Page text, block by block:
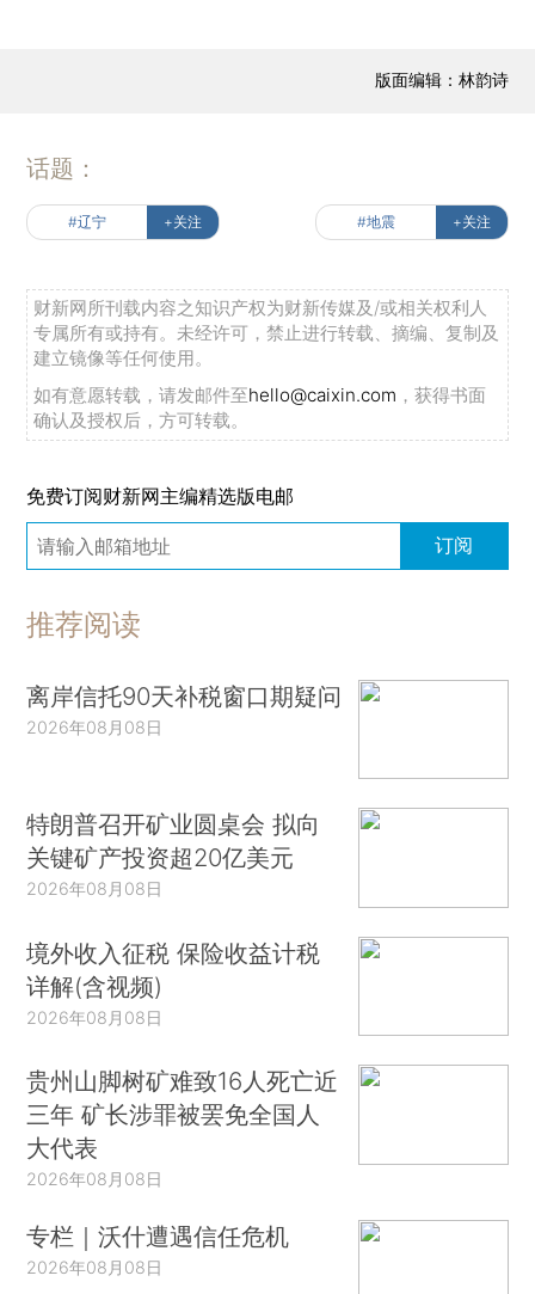
版面编辑：林韵诗
话题：
#辽宁 +关注 #地震 +关注
财新网所刊载内容之知识产权为财新传媒及/或相关权利人
专属所有或持有。未经许可，禁止进行转载、摘编、复制及
建立镜像等任何使用。
如有意愿转载，请发邮件至hello@caixin.com ，获得书面
确认及授权后，方可转载。
免费订阅财新网主编精选版电邮
订阅
推荐阅读
离岸信托90天补税窗口期疑问
2026年08月08日
特朗普召开矿业圆桌会 拟向
关键矿产投资超20亿美元
2026年08月08日
境外收入征税 保险收益计税
详解(含视频)
2026年08月08日
贵州山脚树矿难致16人死亡近
三年 矿长涉罪被罢免全国人
大代表
2026年08月08日
专栏｜沃什遭遇信任危机
2026年08月08日